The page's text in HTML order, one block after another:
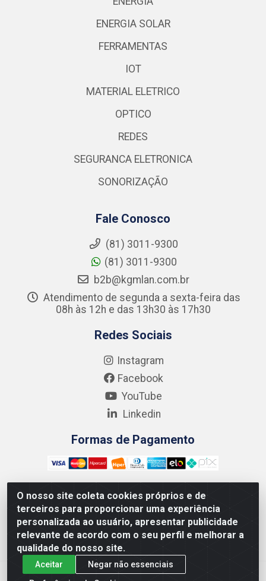
O nosso site coleta cookies próprios e de
terceiros para proporcionar uma experiência
personalizada ao usuário, apresentar publicidade
relevante de acordo com o seu perfil e melhorar a
qualidade do nosso site.
Aceitar
Negar não essenciais
ENERGIA SOLAR
FERRAMENTAS
IOT
MATERIAL ELETRICO
OPTICO
REDES
SEGURANCA ELETRONICA
SONORIZAÇÃO
Fale Conosco
(81) 3011-9300
(81) 3011-9300
b2b@kgmlan.com.br
Atendimento de segunda a sexta-feira das
08h às 12h e das 13h30 às 17h30
Redes Sociais
Instagram
Facebook
YouTube
Linkedin
Formas de Pagamento
Kgmlan Distribuidora LTDA - CNPJ 18.217.682/0001-54 -
Rua Pedro de Barros Cavalcante, 58 - Bultrins, Olinda/PE
- CEP 53320-110